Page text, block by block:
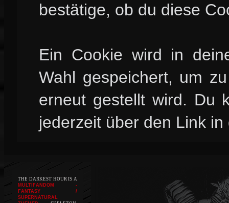
bestätige, ob du diese
Ein Cookie wird in
Wahl gespeichert, um
erneut gestellt wird. Du
jederzeit über den Link
THE DARKEST HOUR IS A
MULTIFANDOM -
FANTASY /
SUPERNATURAL